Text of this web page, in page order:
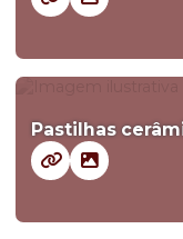
Pastilhas